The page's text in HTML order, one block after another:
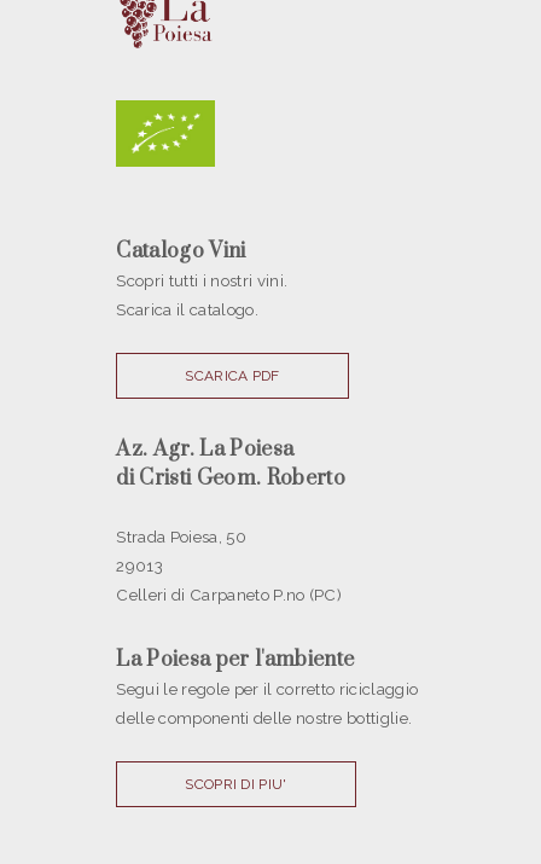
Catalogo Vini
Scopri tutti i nostri vini.
Scarica il catalogo.
SCARICA PDF
Az. Agr. La Poiesa
di Cristi Geom. Roberto
Strada Poiesa, 50
29013
Celleri di Carpaneto P.no (PC)
La Poiesa per l'ambiente
Segui le regole per il corretto riciclaggio
delle componenti delle nostre bottiglie.
SCOPRI DI PIU'